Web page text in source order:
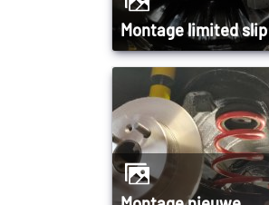
Montage limited slip